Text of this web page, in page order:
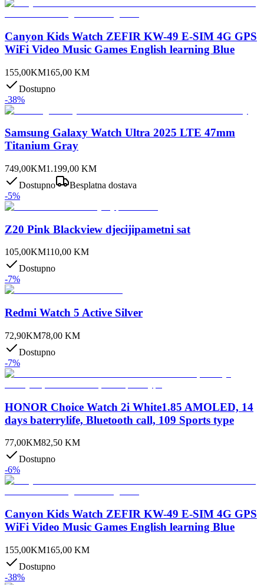
Canyon Kids Watch ZEFIR KW-49 E-SIM 4G GPS
WiFi Video Music Games English learning Blue
155,00KM165,00 KM
Dostupno
-38%
Samsung Galaxy Watch Ultra 2025 LTE 47mm
Titanium Gray
749,00KM1.199,00 KM
Dostupno
Besplatna dostava
-5%
Z20 Pink Blackview djecijipametni sat
105,00KM110,00 KM
Dostupno
-7%
Redmi Watch 5 Active Silver
72,90KM78,00 KM
Dostupno
-7%
HONOR Choice Watch 2i White1.85 AMOLED, 14
days baterrylife, Bluetooth call, 109 Sports type
77,00KM82,50 KM
Dostupno
-6%
Canyon Kids Watch ZEFIR KW-49 E-SIM 4G GPS
WiFi Video Music Games English learning Blue
155,00KM165,00 KM
Dostupno
-38%